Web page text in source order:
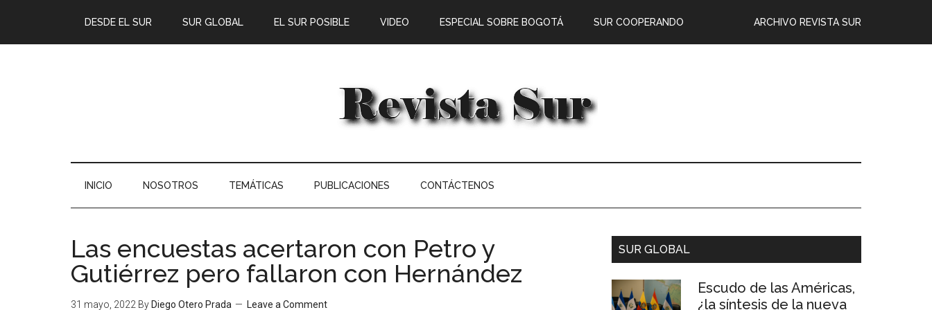
DESDE EL SUR SUR GLOBAL EL SUR POSIBLE ARCHIVO REVISTA SUR
VIDEO ESPECIAL SOBRE BOGOTÁ SUR COOPERANDO
INICIO NOSOTROS TEMÁTICAS PUBLICACIONES CONTÁCTENOS
Las encuestas acertaron con Petro y
Gutiérrez pero fallaron con Hernández
31 mayo, 2022 By Diego Otero Prada Leave a Comment
SUR GLOBAL
Escudo de las Américas,
¿la síntesis de la nueva